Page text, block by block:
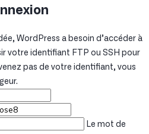
WordPress a besoin d’accéder à
votre identifiant FTP ou SSH pour
pas de votre identifiant, vous
Le mot de